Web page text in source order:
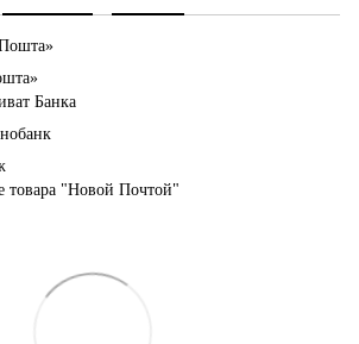
Банка
товара "Новой Почтой"